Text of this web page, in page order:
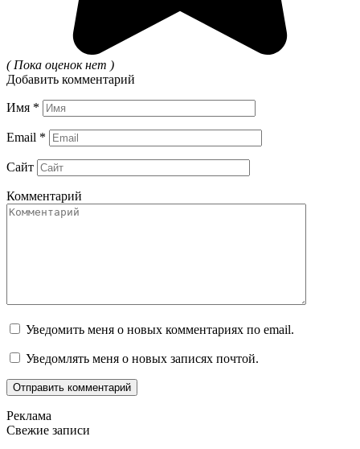
( Пока оценок нет )
Добавить комментарий
Имя *
Email *
Сайт
Комментарий
Уведомить меня о новых комментариях по email.
Уведомлять меня о новых записях почтой.
Реклама
Свежие записи